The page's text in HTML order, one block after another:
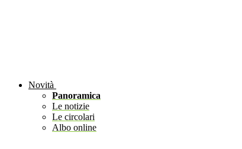
Novità
Panoramica
Le notizie
Le circolari
Albo online